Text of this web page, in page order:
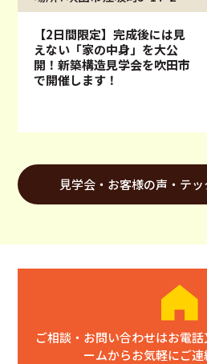
【2日間限定】完成後には見
えない「家の中身」を大公
開！新築構造見学会を吹田市
で開催します！
見学会・お客様の声・テ
ご相談・お問い合わせはお電
ームからお気軽にご連